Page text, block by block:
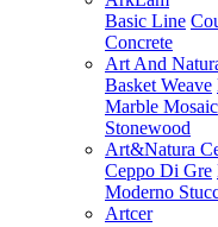
Basic Line
Concrete
Art And
Basket Weave
Marble Mosaic
Stonewood
Art&Natura
Ceppo Di Gre
Moderno
Artcer